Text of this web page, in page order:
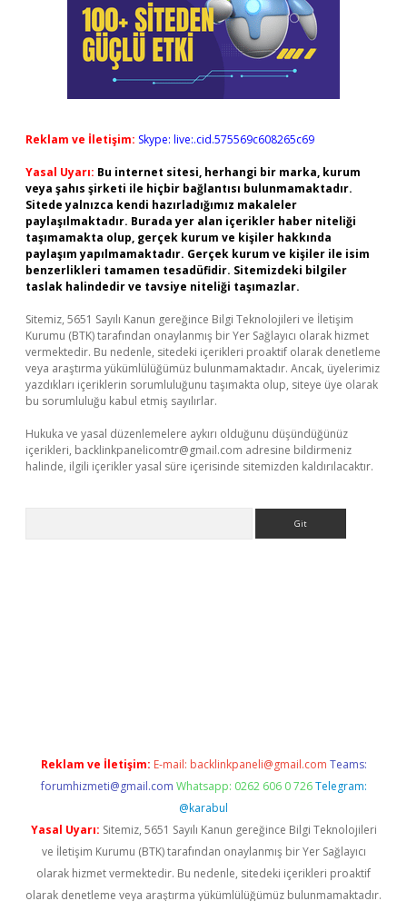
Reklam ve İletişim: Skype: live:.cid.575569c608265c69
Yasal Uyarı: Bu internet sitesi, herhangi bir marka, kurum
veya şahıs şirketi ile hiçbir bağlantısı bulunmamaktadır.
Sitede yalnızca kendi hazırladığımız makaleler
paylaşılmaktadır. Burada yer alan içerikler haber niteliği
taşımamakta olup, gerçek kurum ve kişiler hakkında
paylaşım yapılmamaktadır. Gerçek kurum ve kişiler ile isim
benzerlikleri tamamen tesadüfidir. Sitemizdeki bilgiler
taslak halindedir ve tavsiye niteliği taşımazlar.
Sitemiz, 5651 Sayılı Kanun gereğince Bilgi Teknolojileri ve İletişim
Kurumu (BTK) tarafından onaylanmış bir Yer Sağlayıcı olarak hizmet
vermektedir. Bu nedenle, sitedeki içerikleri proaktif olarak denetleme
veya araştırma yükümlülüğümüz bulunmamaktadır. Ancak, üyelerimiz
yazdıkları içeriklerin sorumluluğunu taşımakta olup, siteye üye olarak
bu sorumluluğu kabul etmiş sayılırlar.
Hukuka ve yasal düzenlemelere aykırı olduğunu düşündüğünüz
içerikleri, backlinkpanelicomtr@gmail.com adresine bildirmeniz
halinde, ilgili içerikler yasal süre içerisinde sitemizden kaldırılacaktır.
Reklam ve İletişim: E-mail: backlinkpaneli@gmail.com Teams:
forumhizmeti@gmail.com Whatsapp: 0262 606 0 726 Telegram:
@karabul
Yasal Uyarı: Sitemiz, 5651 Sayılı Kanun gereğince Bilgi Teknolojileri
ve İletişim Kurumu (BTK) tarafından onaylanmış bir Yer Sağlayıcı
olarak hizmet vermektedir. Bu nedenle, sitedeki içerikleri proaktif
olarak denetleme veya araştırma yükümlülüğümüz bulunmamaktadır.